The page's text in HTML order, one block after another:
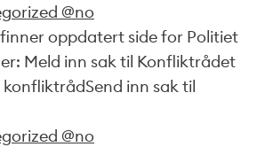
@no
oppdatert side for Politiet
Meld inn sak til Konfliktrådet
inn sak til
@no